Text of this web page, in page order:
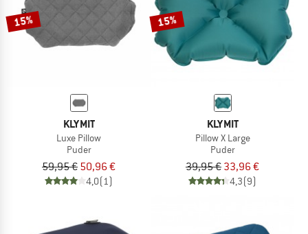
15%
KLYMIT
Luxe Pillow
Puder
59,95 € 50,96 €
4,0(1)
15%
KLYMIT
Pillow X Large
Puder
39,95 € 33,96 €
4,3(9)